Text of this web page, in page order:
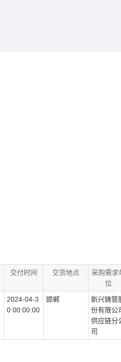
交付时间 交货地点
采购需求
位
2024-04-3
0 00:00:00
邯郸
新兴铸管
份有限公
供应链分
司